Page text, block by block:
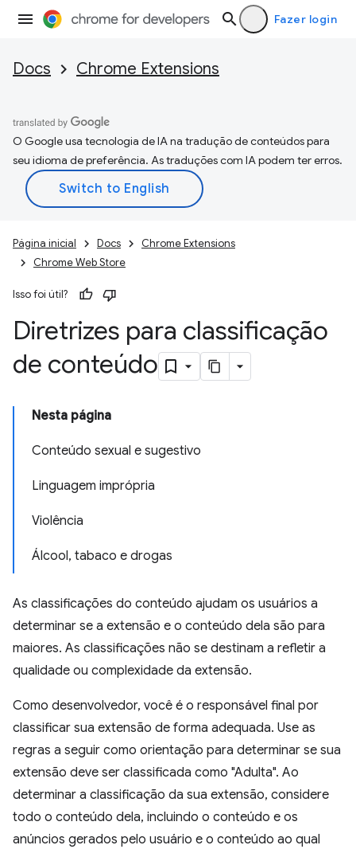
Fazer login
Docs Chrome Extensions
O Google usa tecnologia de IA na tradução de conteúdos para
seu idioma de preferência. As traduções com IA podem ter erros.
Página inicial Docs
Chrome Extensions
Chrome Web Store
Isso foi útil?
Diretrizes para classificação
de conteúdo
Nesta página
Conteúdo sexual e sugestivo
Linguagem imprópria
Violência
Álcool, tabaco e drogas
As classificações do conteúdo ajudam os usuários a
determinar se a extensão e o conteúdo dela são para
maiores. As classificações não se destinam a refletir a
qualidade ou complexidade da extensão.
Como desenvolvedor, você é o responsável final por
classificar sua extensão de forma adequada. Use as
regras a seguir como orientação para determinar se sua
extensão deve ser classificada como "Adulta". Ao
determinar a classificação da sua extensão, considere
todo o conteúdo dela, incluindo o conteúdo e os
anúncios gerados pelo usuário e o conteúdo ao qual